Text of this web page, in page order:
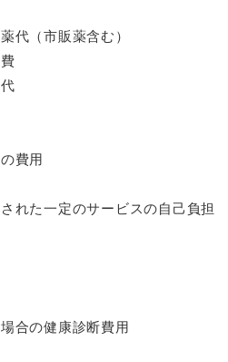
代（市販薬含む）
費用
れた一定のサービスの自己負担
合の健康診断費用